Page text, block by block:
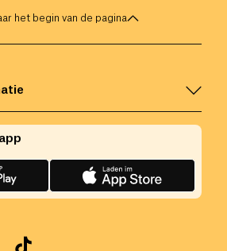
het begin van de pagina